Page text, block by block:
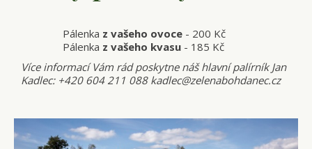
Pálenka z vašeho ovoce - 200 Kč
Pálenka z vašeho kvasu - 185 Kč
Více informací Vám rád poskytne náš hlavní palírník Jan
Kadlec: +420 604 211 088 kadlec@zelenabohdanec.cz